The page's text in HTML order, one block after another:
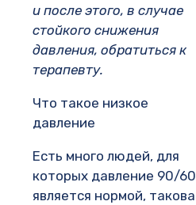
и после этого, в случае
стойкого снижения
давления, обратиться к
терапевту.
Что такое низкое
давление
Есть много людей, для
которых давление 90/60
является нормой, такова